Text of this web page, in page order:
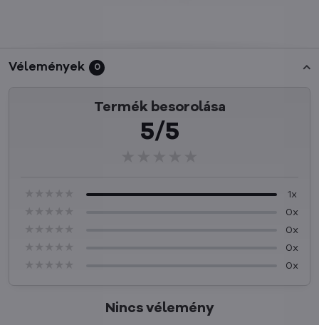
Vélemények 0
Termék besorolása
5/5
1x
0x
0x
0x
0x
Nincs vélemény